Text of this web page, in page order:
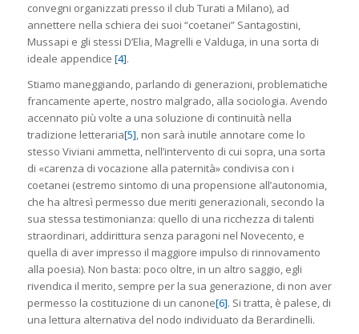
convegni organizzati presso il club Turati a Milano), ad
annettere nella schiera dei suoi “coetanei” Santagostini,
Mussapi e gli stessi D’Elia, Magrelli e Valduga, in una sorta di
ideale appendice [4].
Stiamo maneggiando, parlando di generazioni, problematiche
francamente aperte, nostro malgrado, alla sociologia. Avendo
accennato più volte a una soluzione di continuità nella
tradizione letteraria[5], non sarà inutile annotare come lo
stesso Viviani ammetta, nell’intervento di cui sopra, una sorta
di «carenza di vocazione alla paternità» condivisa con i
coetanei (estremo sintomo di una propensione all’autonomia,
che ha altresì permesso due meriti generazionali, secondo la
sua stessa testimonianza: quello di una ricchezza di talenti
straordinari, addirittura senza paragoni nel Novecento, e
quella di aver impresso il maggiore impulso di rinnovamento
alla poesia). Non basta: poco oltre, in un altro saggio, egli
rivendica il merito, sempre per la sua generazione, di non aver
permesso la costituzione di un canone[6]. Si tratta, è palese, di
una lettura alternativa del nodo individuato da Berardinelli.